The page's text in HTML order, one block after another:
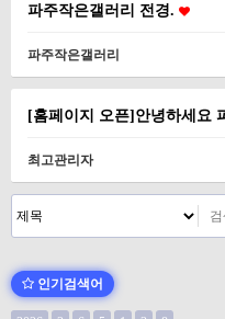
파주작은갤러리 전경.
파주작은갤러리
[홈페이지 오픈]안녕하세요
최고관리자
인기검색어